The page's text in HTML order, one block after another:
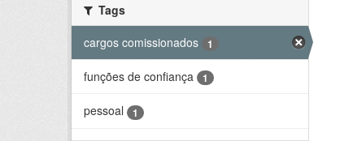
Tags
cargos comissionados
1
funções de confiança 1
pessoal 1